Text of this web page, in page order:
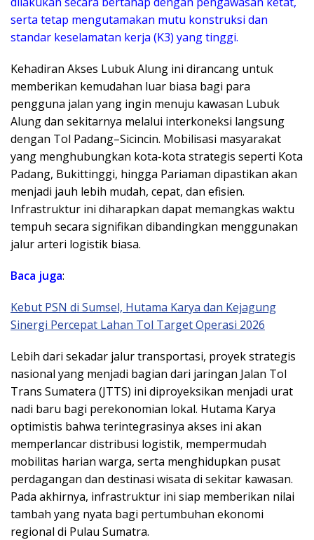
serta tetap mengutamakan mutu konstruksi dan
standar keselamatan kerja (K3) yang tinggi.
​Kehadiran Akses Lubuk Alung ini dirancang untuk
memberikan kemudahan luar biasa bagi para
pengguna jalan yang ingin menuju kawasan Lubuk
Alung dan sekitarnya melalui interkoneksi langsung
dengan Tol Padang–Sicincin. Mobilisasi masyarakat
yang menghubungkan kota-kota strategis seperti Kota
Padang, Bukittinggi, hingga Pariaman dipastikan akan
menjadi jauh lebih mudah, cepat, dan efisien.
Infrastruktur ini diharapkan dapat memangkas waktu
tempuh secara signifikan dibandingkan menggunakan
jalur arteri logistik biasa.
Baca juga:
Kebut PSN di Sumsel, Hutama Karya dan Kejagung
Sinergi Percepat Lahan Tol Target Operasi 2026
​Lebih dari sekadar jalur transportasi, proyek strategis
nasional yang menjadi bagian dari jaringan Jalan Tol
Trans Sumatera (JTTS) ini diproyeksikan menjadi urat
nadi baru bagi perekonomian lokal. Hutama Karya
optimistis bahwa terintegrasinya akses ini akan
memperlancar distribusi logistik, mempermudah
mobilitas harian warga, serta menghidupkan pusat
perdagangan dan destinasi wisata di sekitar kawasan.
Pada akhirnya, infrastruktur ini siap memberikan nilai
tambah yang nyata bagi pertumbuhan ekonomi
regional di Pulau Sumatra.